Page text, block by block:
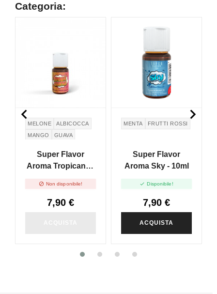
Categoria:
MELONE
ALBICOCCA
MANGO
GUAVA
Super Flavor
Aroma Tropicana -
 Non disponibile!
7,90 €
MENTA FRUTTI ROSSI
Super Flavor
Aroma Sky - 10ml
 Disponibile!
7,90 €
ACQUISTA
 